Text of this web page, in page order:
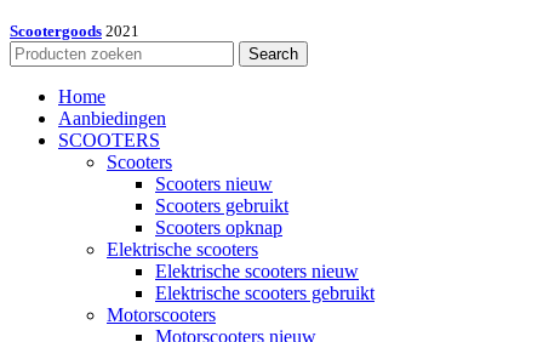
Scootergoods 2021
Search
Home
Aanbiedingen
SCOOTERS
Scooters
Scooters nieuw
Scooters gebruikt
Scooters opknap
Elektrische scooters
Elektrische scooters nieuw
Elektrische scooters gebruikt
Motorscooters
Motorscooters nieuw